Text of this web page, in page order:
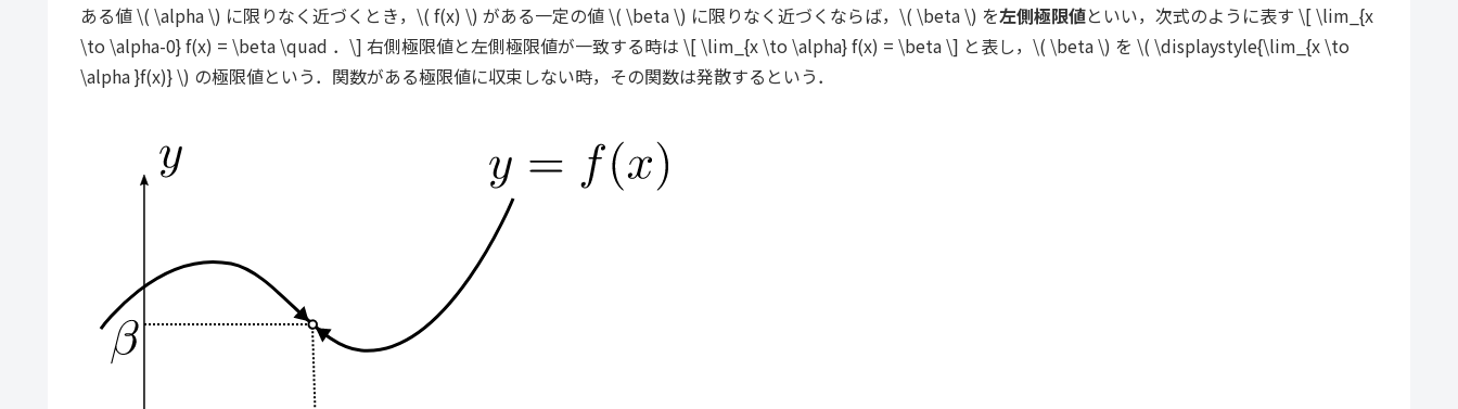
ある値 \( \alpha \) に限りなく近づくとき，\( f(x) \) がある一定の値 \( \beta \) に限りなく近づくならば，\( \beta \) を左側極限値といい，次式のように表す \[ \lim_{x
\to \alpha-0} f(x) = \beta \quad ．\] 右側極限値と左側極限値が一致する時は \[ \lim_{x \to \alpha} f(x) = \beta \] と表し，\( \beta \) を \( \displaystyle{\lim_{x \to
\alpha }f(x)} \) の極限値という．関数がある極限値に収束しない時，その関数は発散するという．